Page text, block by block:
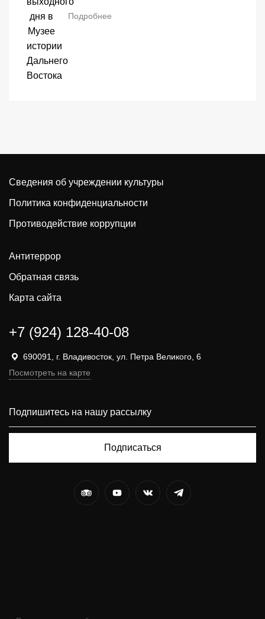
Подробнее
Сведения об учреждении культуры
Политика конфиденциальности
Противодействие коррупции
Антитеррор
Обратная связь
Карта сайта
+7 (924) 128-40-08
690091, г. Владивосток, ул. Петра Великого, 6
Посмотреть на карте
Подписаться